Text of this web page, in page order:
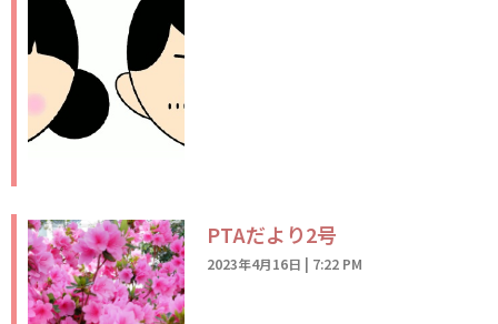
PTAだより2号
2023年4月16日 7:22 PM